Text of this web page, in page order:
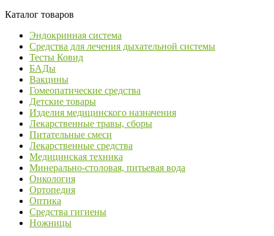
Каталог товаров
Эндокринная система
Средства для лечения дыхательной системы
Тесты Ковид
БАДы
Вакцины
Гомеопатические средства
Детские товары
Изделия медицинского назначения
Лекарственные травы, сборы
Питательные смеси
Лекарственные средства
Медицинская техника
Минерально-столовая, питьевая вода
Онкология
Ортопедия
Оптика
Средства гигиены
Ножницы